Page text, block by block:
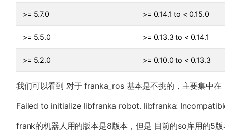
>= 5.7.0 >= 0.14.1 to < 0.15.0
>= 5.5.0 >= 0.13.3 to < 0.14.1
>= 5.2.0 >= 0.10.0 to < 0.13.3
我们可以看到 对于 franka_ros 基本是不挑的，主要集中
Failed to initialize libfranka robot. libfranka:
frank的机器人用的版本是8版本，但是 目前的so库用的